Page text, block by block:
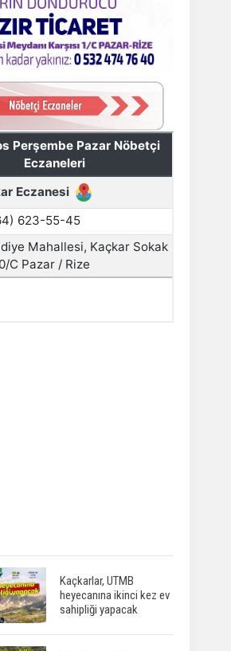
Kaçkarlar, UTMB
heyecanına ikinci kez ev
sahipliği yapacak